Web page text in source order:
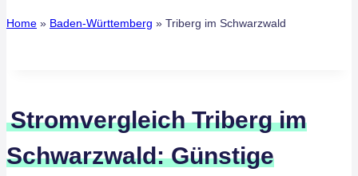
Home » Baden-Württemberg » Triberg im Schwarzwald
Stromvergleich Triberg im
Schwarzwald: Günstige